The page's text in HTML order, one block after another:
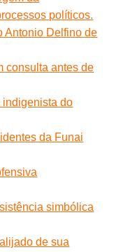
políticos.
Antonio Delfino de
consulta antes de
indigenista do
da Funai
simbólica
de sua